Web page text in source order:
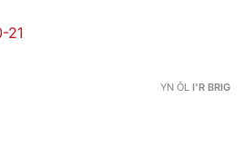
21
YN ÔL I'R BRIG